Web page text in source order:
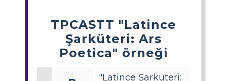
TPCASTT "Latince
Şarküteri: Ars
Poetica" örneği
"Latince Şarküteri: